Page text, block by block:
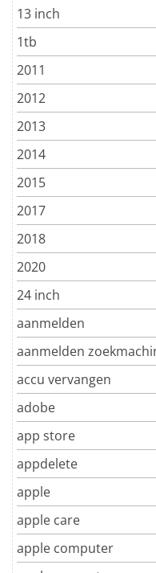
13 inch
1tb
2011
2012
2013
2014
2015
2017
2018
2020
24 inch
aanmelden
aanmelden
accu vervangen
adobe
app store
appdelete
apple
apple care
apple computer